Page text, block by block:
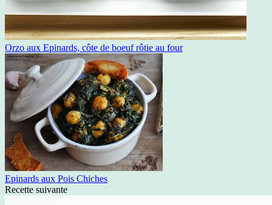
Orzo aux Epinards, côte de boeuf rôtie au four
Epinards aux Pois Chiches
Recette suivante